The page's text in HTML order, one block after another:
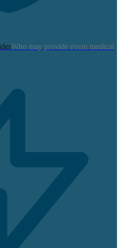
Who may provide event medical